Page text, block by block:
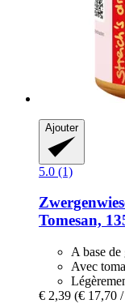
Ajouter
5.0 (1)
Tomesan,
A base de
Avec
€ 2,39 (€ 17,70